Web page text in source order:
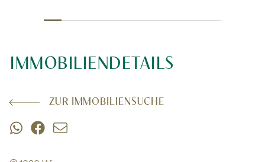
IMMOBILIENDETAILS
ZUR IMMOBILIENSUCHE